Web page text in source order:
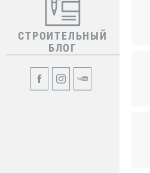
СТРОИТЕЛЬНЫЙ
БЛОГ